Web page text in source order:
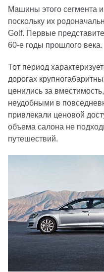
Машины этого сегмента
поскольку их
Golf. Первые
60-е годы прошлого века.
Тот период
дорогах
ценились за
неудобными в
привлекали ценовой
объема салона не
путешествий.